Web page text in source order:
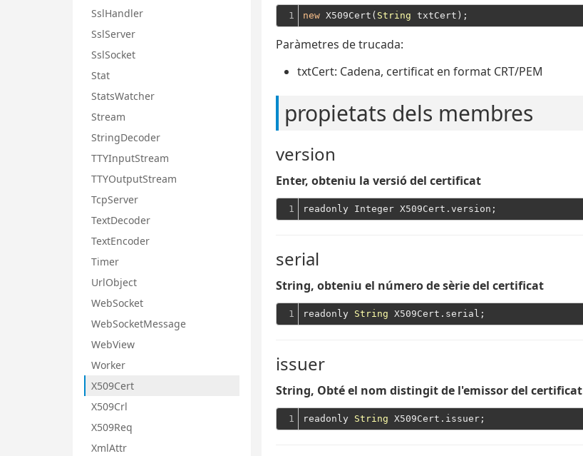
SslHandler
SslServer
SslSocket
Stat
StatsWatcher
Stream
StringDecoder
TTYInputStream
TTYOutputStream
TcpServer
TextDecoder
TextEncoder
Timer
UrlObject
WebSocket
WebSocketMessage
WebView
Worker
X509Cert
X509Crl
X509Req
XmlAttr
1 new X509Cert( String
Paràmetres de trucada:
txtCert: Cadena, certificat en format CRT/PEM
propietats dels membres
version
Enter, obteniu la versió del certificat
1
serial
String, obteniu el número de sèrie del certificat
1 readonly String
issuer
String, Obté el nom distingit de l'emissor del certificat
1 readonly String